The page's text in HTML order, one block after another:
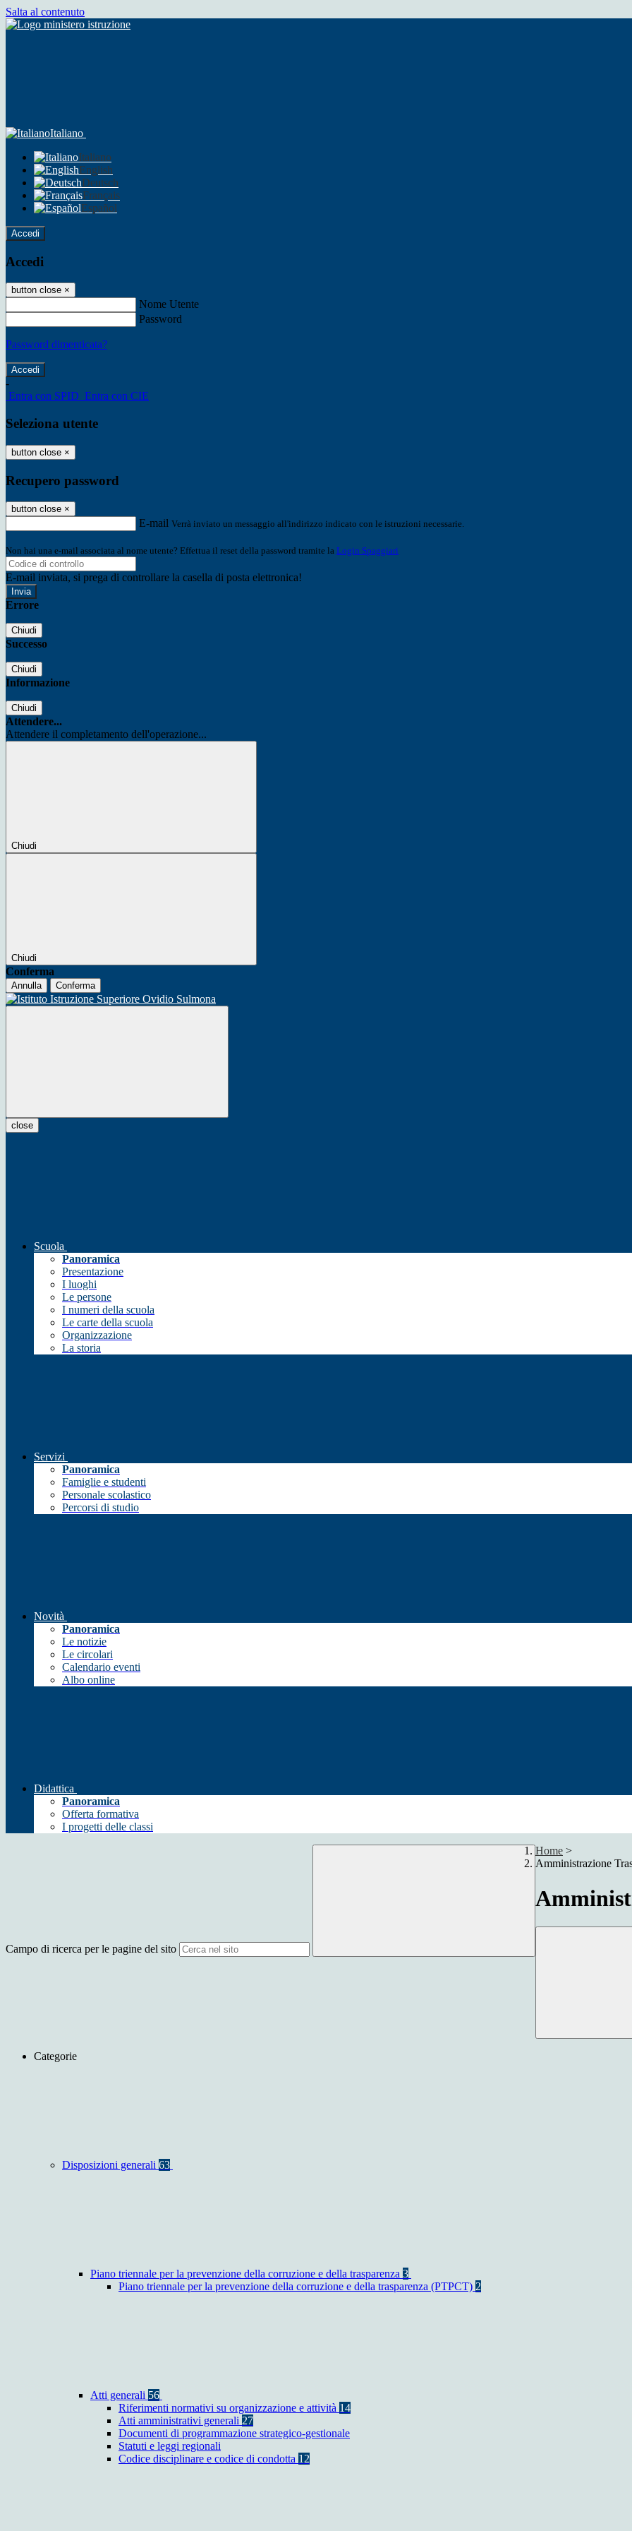
Salta al contenuto
Italiano
Italiano
English
Deutsch
Français
Español
Accedi
Accedi
button close ×
Nome Utente
Password
Password dimenticata?
-
Entra con SPID Entra con CIE
Seleziona utente
button close ×
Recupero password
button close ×
E-mail Verrà inviato un messaggio all'indirizzo indicato con le istruzioni necessarie.
Non hai una e-mail associata al nome utente? Effettua il reset della password tramite la Login Spaggiari
E-mail inviata, si prega di controllare la casella di posta elettronica!
Errore
Chiudi
Successo
Chiudi
Informazione
Chiudi
Attendere...
Attendere il completamento dell'operazione...
Chiudi
Chiudi
Conferma
Annulla Conferma
close
Scuola
Panoramica
Presentazione
I luoghi
Le persone
I numeri della scuola
Le carte della scuola
Organizzazione
La storia
Servizi
Panoramica
Famiglie e studenti
Personale scolastico
Percorsi di studio
Novità
Panoramica
Le notizie
Le circolari
Calendario eventi
Albo online
Didattica
Panoramica
Offerta formativa
I progetti delle classi
Campo di ricerca per le pagine del sito
Home >
Amministrazione
Categorie
Disposizioni generali 63
Piano triennale per la prevenzione della corruzione e della trasparenza 3
Piano triennale per la prevenzione della corruzione e della trasparenza (PTPCT) 2
Atti generali 56
Riferimenti normativi su organizzazione e attività 14
Atti amministrativi generali 27
Documenti di programmazione strategico-gestionale
Statuti e leggi regionali
Codice disciplinare e codice di condotta 12